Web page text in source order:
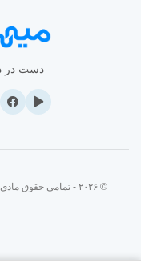
دست در
© ۲۰۲۶ - تمامی حقوق